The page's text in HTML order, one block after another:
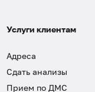
Услуги клиентам
Адреса
Сдать анализы
Прием по ДМС